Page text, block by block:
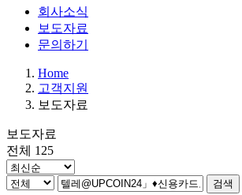
회사소식
보도자료
문의하기
Home
고객지원
보도자료
보도자료
전체 125
검색